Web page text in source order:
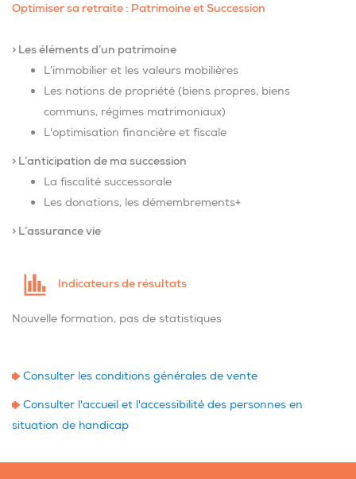
Optimiser sa retraite : Patrimoine et Succession
> Les éléments d’un patrimoine
L’immobilier et les valeurs mobilières
Les notions de propriété (biens propres, biens
communs, régimes matrimoniaux)
L'optimisation financière et fiscale
> L’anticipation de ma succession
La fiscalité successorale
Les donations, les démembrements+
> L’assurance vie
Indicateurs de résultats
Nouvelle formation, pas de statistiques
Consulter les conditions générales de vente
Consulter l'accueil et l'accessibilité des personnes en
situation de handicap